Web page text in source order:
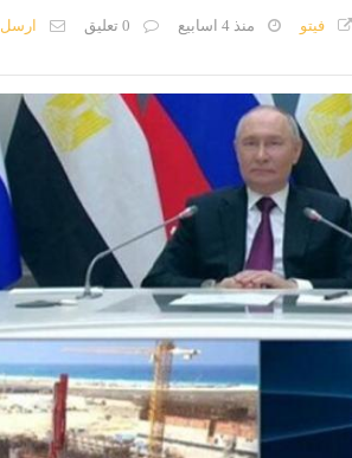
فيتو منذ 4 اسابيع 0 تعليق ارسل